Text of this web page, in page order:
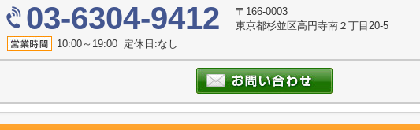
03-6304-9412
〒166-0003
東京都杉並区高円寺南２丁目20-5
10:00～19:00 定休日:なし